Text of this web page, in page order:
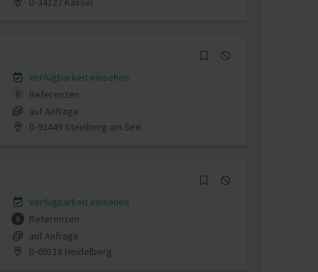
Verfügbarkeit einsehen
0
Referenzen
auf Anfrage
D-92449 Steinberg am See
Verfügbarkeit einsehen
6
Referenzen
auf Anfrage
D-69118 Heidelberg